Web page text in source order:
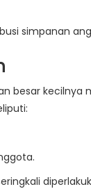
simpanan
besar kecilnya